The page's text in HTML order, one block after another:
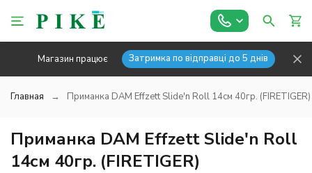
Магазин працює Затримка по відправці до 5 днів
Главная Приманка DAM Effzett Slide'n Roll 14см 40гр. (FIRETIGER)
Приманка DAM Effzett Slide'n Roll
14см 40гр. (FIRETIGER)